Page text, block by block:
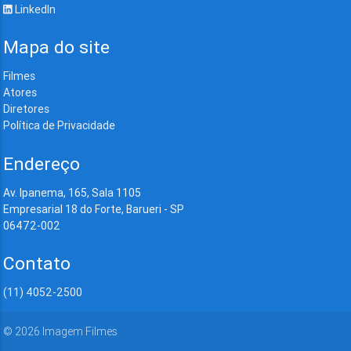
LinkedIn
Mapa do site
Filmes
Atores
Diretores
Política de Privacidade
Endereço
Av. Ipanema, 165, Sala 1105
Empresarial 18 do Forte, Barueri - SP
06472-002
Contato
(11) 4052-2500
© 2026 Imagem Filmes